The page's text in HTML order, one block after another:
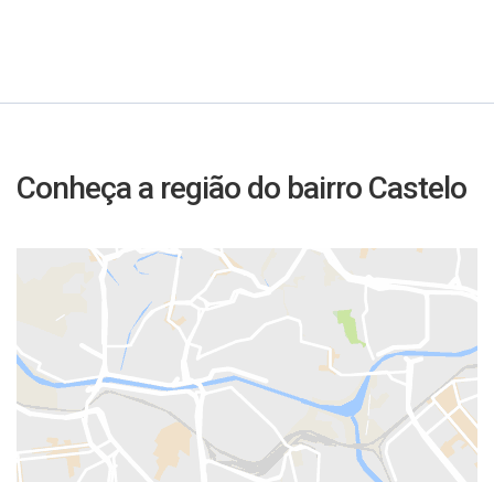
Conheça a região do bairro Castelo